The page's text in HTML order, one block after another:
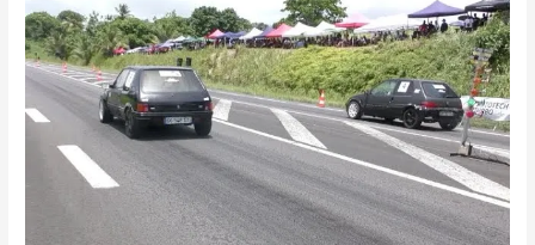
TROPHY.
Images
Henri
TITANA
.